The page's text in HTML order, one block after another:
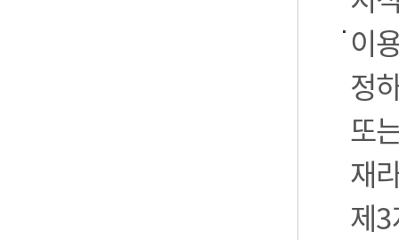
이
정
또
재
제